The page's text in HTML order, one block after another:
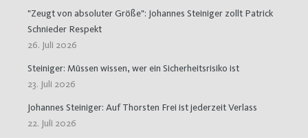
"Zeugt von absoluter Größe": Johannes Steiniger zollt Patrick
Schnieder Respekt
26. Juli 2026
Steiniger: Müssen wissen, wer ein Sicherheitsrisiko ist
23. Juli 2026
Johannes Steiniger: Auf Thorsten Frei ist jederzeit Verlass
22. Juli 2026